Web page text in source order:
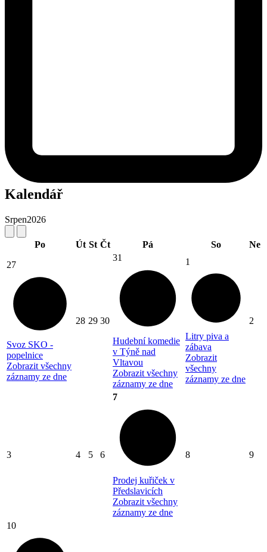
Kalendář
Srpen2026
Po Út St Čt Pá So
Ne
27
Svoz SKO -
popelnice
Zobrazit všechny
záznamy ze dne
28 29 30
31
Hudební komedie
v Týně nad
Vltavou
Zobrazit všechny
záznamy ze dne
1
Litry piva a
zábava
Zobrazit
všechny
záznamy ze dne
2
3 4 5 6
7
Prodej kuřiček v
Předslavicích
Zobrazit všechny
záznamy ze dne
8 9
10